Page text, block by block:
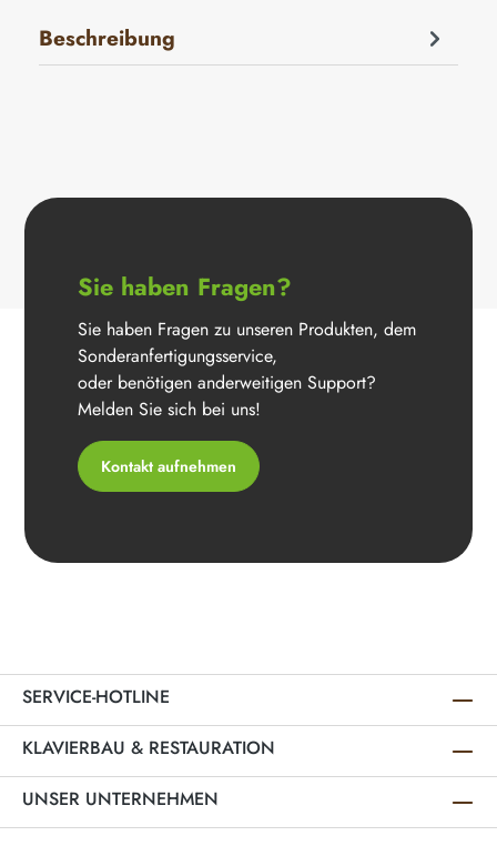
Beschreibung
Sie haben Fragen?
Sie haben Fragen zu unseren Produkten, dem
Sonderanfertigungsservice,
oder benötigen anderweitigen Support?
Melden Sie sich bei uns!
Kontakt aufnehmen
SERVICE-HOTLINE
KLAVIERBAU & RESTAURATION
UNSER UNTERNEHMEN